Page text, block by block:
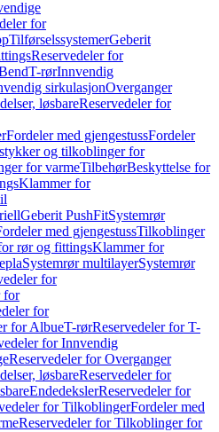
for
TilførselssystemerGeberit
Reservedeler for
T-rørInnvendig
sirkulasjonOverganger
løsbareReservedeler for
Fordeler med gjengestussFordeler
og tilkoblinger for
for varmeTilbehørBeskyttelse for
Klammer for
Geberit PushFitSystemrør
med gjengestussTilkoblinger
rør og fittingsKlammer for
Systemrør multilayerSystemrør
for
for
for
for AlbueT-rørReservedeler for T-
for Innvendig
Reservedeler for Overganger
løsbareReservedeler for
EndedekslerReservedeler for
for TilkoblingerFordeler med
Reservedeler for Tilkoblinger for